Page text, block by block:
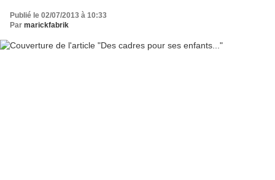
Publié le 02/07/2013 à 10:33
Par marickfabrik